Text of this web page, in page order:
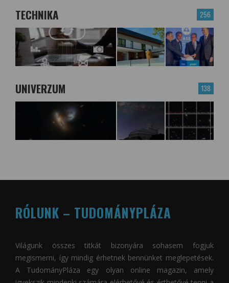
256
TECHNIKA
138
UNIVERZUM
RÓLUNK – TUDOMÁNYPLÁZA
Világunk összes titkát bizonyára sohasem fogjuk
megismerni, így mindig érhetnek bennünket meglepetések.
A TudományPláza egy olyan online magazin, amely